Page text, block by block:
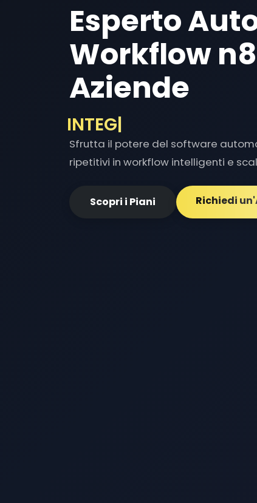
Esperto
Workflow
Aziende
OTTIMIZZ
Sfrutta il potere del software
ripetitivi in workflow intelligenti e
Scopri i Piani Richiedi